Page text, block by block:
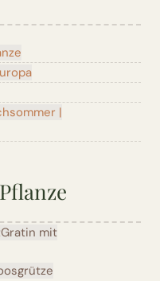
|
Gratin mit